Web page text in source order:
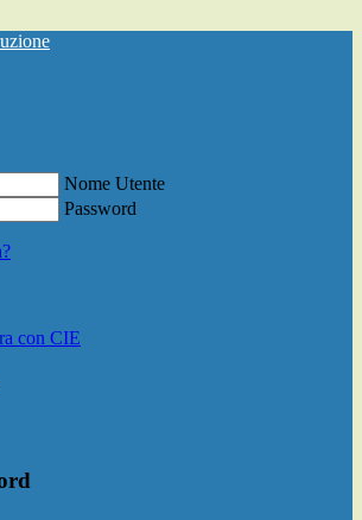
Nome Utente
Password
con CIE